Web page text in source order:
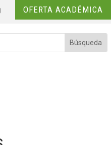
OFERTA ACADÉMICA